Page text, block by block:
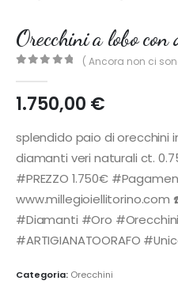
Orecchini a lobo
( Ancora non ci
1.750,00 €
splendido paio di orecchini
diamanti veri naturali ct.
#PREZZO 1.750€
www.millegioiellitorino.com
#Diamanti #Oro
#ARTIGIANATOORAFO
Categoria: Orecchini